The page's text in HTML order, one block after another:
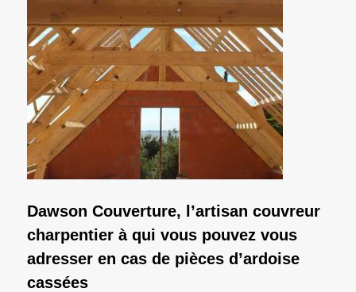
Dawson Couverture, l’artisan couvreur
charpentier à qui vous pouvez vous
adresser en cas de pièces d’ardoise
cassées